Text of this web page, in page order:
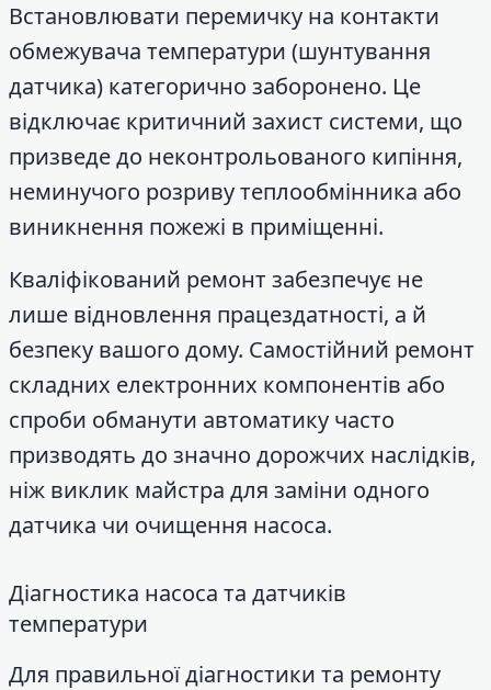
Встановлювати перемичку на контакти
обмежувача температури (шунтування
датчика) категорично заборонено. Це
відключає критичний захист системи, що
призведе до неконтрольованого кипіння,
неминучого розриву теплообмінника або
виникнення пожежі в приміщенні.
Кваліфікований ремонт забезпечує не
лише відновлення працездатності, а й
безпеку вашого дому. Самостійний ремонт
складних електронних компонентів або
спроби обманути автоматику часто
призводять до значно дорожчих наслідків,
ніж виклик майстра для заміни одного
датчика чи очищення насоса.
Діагностика насоса та датчиків
температури
Для правильної діагностики та ремонту